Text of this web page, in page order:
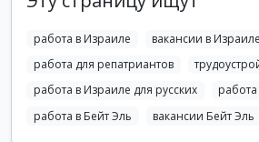
работа в Израиле
вакансии в Израиле
работа для репатриантов
работа в Израиле для русских
работа в Бейт Эль
вакансии Бейт Эль